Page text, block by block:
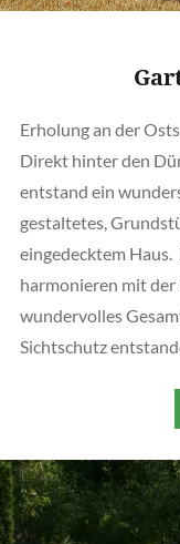
Erholung an der
Direkt hinter den
entstand ein
gestaltetes,
eingedecktem
harmonieren mit der
wundervolles
Sichtschutz